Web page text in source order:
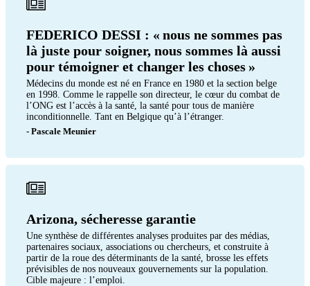
FEDERICO DESSI : « nous ne sommes pas
là juste pour soigner, nous sommes là aussi
pour témoigner et changer les choses »
Médecins du monde est né en France en 1980 et la section belge
en 1998. Comme le rappelle son directeur, le cœur du combat de
l’ONG est l’accès à la santé, la santé pour tous de manière
inconditionnelle. Tant en Belgique qu’à l’étranger.
- Pascale Meunier
Arizona, sécheresse garantie
Une synthèse de différentes analyses produites par des médias,
partenaires sociaux, associations ou chercheurs, et construite à
partir de la roue des déterminants de la santé, brosse les effets
prévisibles de nos nouveaux gouvernements sur la population.
Cible majeure : l’emploi.